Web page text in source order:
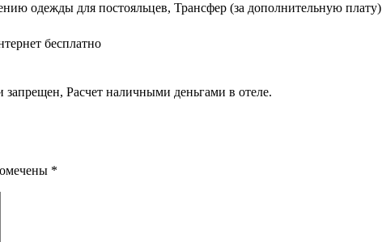
одежды для постояльцев, Трансфер (за дополнительную плату)
бесплатно
запрещен, Расчет наличными деньгами в отеле.
*